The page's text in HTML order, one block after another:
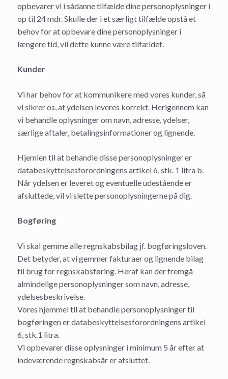
opbevarer vi i sådanne tilfælde dine personoplysninger i
op til 24 mdr. Skulle der i et særligt tilfælde opstå et
behov for at opbevare dine personoplysninger i
længere tid, vil dette kunne være tilfældet.
Kunder
Vi har behov for at kommunikere med vores kunder, så
vi sikrer os, at ydelsen leveres korrekt. Herigennem kan
vi behandle oplysninger om navn, adresse, ydelser,
særlige aftaler, betalingsinformationer og lignende.
Hjemlen til at behandle disse personoplysninger er
databeskyttelsesforordningens artikel 6, stk. 1 litra b.
Når ydelsen er leveret og eventuelle udestående er
afsluttede, vil vi slette personoplysningerne på dig.
Bogføring
Vi skal gemme alle regnskabsbilag jf. bogføringsloven.
Det betyder, at vi gemmer fakturaer og lignende bilag
til brug for regnskabsføring. Heraf kan der fremgå
almindelige personoplysninger som navn, adresse,
ydelsesbeskrivelse.
Vores hjemmel til at behandle personoplysninger til
bogføringen er databeskyttelsesforordningens artikel
6, stk.1 litra.
Vi opbevarer disse oplysninger i minimum 5 år efter at
indeværende regnskabsår er afsluttet.